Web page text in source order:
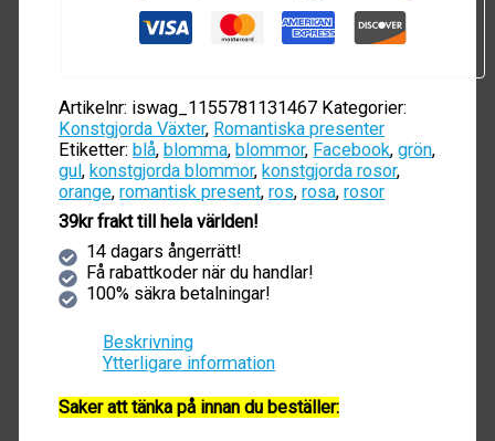
Artikelnr: iswag_1155781131467 Kategorier:
Konstgjorda Växter, Romantiska presenter
Etiketter:blå,blomma,blommor, Facebook,grön,
gul,konstgjorda blommor,konstgjorda rosor,
orange,romantisk present,ros,rosa,rosor
39kr frakt till hela världen!
14 dagars ångerrätt!
Få rabattkoder när du handlar!
100% säkra betalningar!
Beskrivning
Ytterligare information
Saker att tänka på innan du beställer: